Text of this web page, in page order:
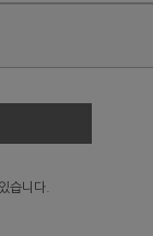
습니다.